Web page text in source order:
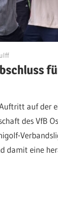
auf der
des VfB
damit eine